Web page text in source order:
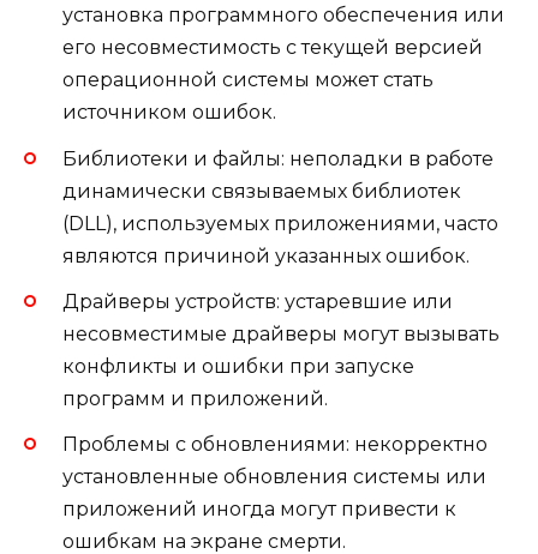
установка программного обеспечения или
его несовместимость с текущей версией
операционной системы может стать
источником ошибок.
Библиотеки и файлы: неполадки в работе
динамически связываемых библиотек
(DLL), используемых приложениями, часто
являются причиной указанных ошибок.
Драйверы устройств: устаревшие или
несовместимые драйверы могут вызывать
конфликты и ошибки при запуске
программ и приложений.
Проблемы с обновлениями: некорректно
установленные обновления системы или
приложений иногда могут привести к
ошибкам на экране смерти.